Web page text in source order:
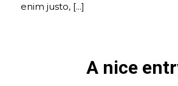
enim justo, […]
A nice